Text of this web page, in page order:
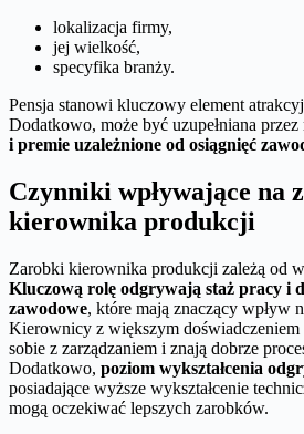
lokalizacja firmy,
jej wielkość,
specyfika branży.
Pensja stanowi kluczowy element
Dodatkowo, może być uzupełniana przez
i premie uzależnione od osiągnięć
Czynniki wpływające na
kierownika produkcji
Zarobki kierownika produkcji zależą od
Kluczową rolę odgrywają staż pracy i
zawodowe, które mają znaczący wpływ
Kierownicy z większym doświadczeniem
sobie z zarządzaniem i znają dobrze
Dodatkowo, poziom wykształcenia
posiadające wyższe wykształcenie
mogą oczekiwać lepszych zarobków.